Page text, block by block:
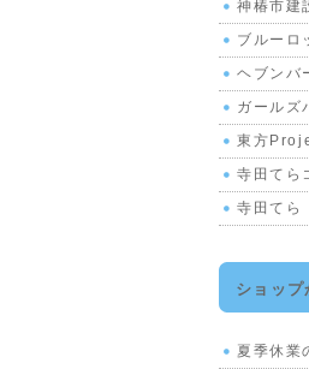
神椿市建
ブルーロ
ヘブンバ
ガールズ
東方
寺田てら
寺田てら
ショップ
夏季休業